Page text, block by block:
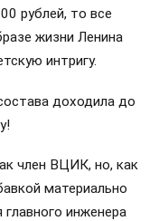
рублей, то все
жизни Ленина
интригу.
доходила до
член ВЦИК, но, как
материально
инженера